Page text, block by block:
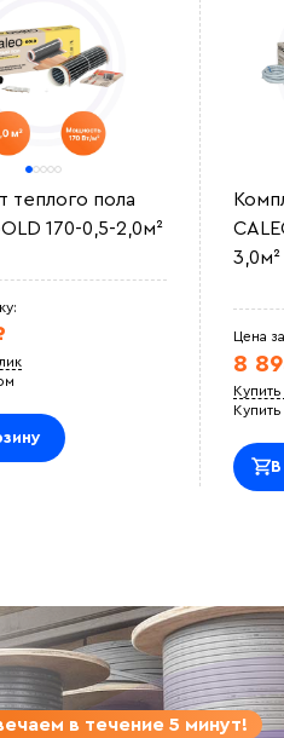
теплого пола
170-0,5-2,0м²
3,0м²
Цена
8
Купить
в течение 5 минут!